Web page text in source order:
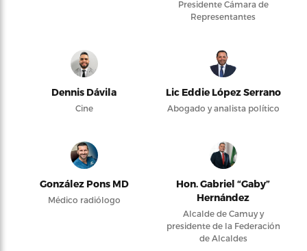
Presidente Cámara de
Representantes
Dennis Dávila
Cine
Lic Eddie López Serrano
Abogado y analista político
González Pons MD
Médico radiólogo
Hon. Gabriel “Gaby”
Hernández
Alcalde de Camuy y
presidente de la Federación
de Alcaldes